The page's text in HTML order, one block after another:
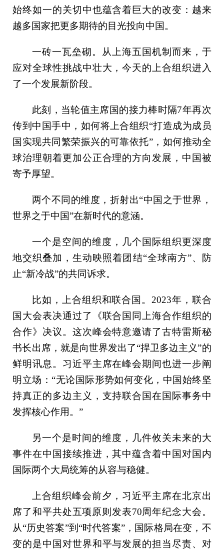
始终如一的关切中也蕴含着巨大的改变：越来
越多国家把更多期待的目光投向中国。
一砖一瓦垒砌。从上海五国机制而来，于
应对全球性挑战中壮大，今天的上合组织进入
了一个发展新阶段。
此刻，当轮值主席国的接力棒时隔7年再次
传到中国手中，如何将上合组织“打造成为成员
国实现共同繁荣振兴的可靠依托”，如何推动全
球治理朝着更加公正合理的方向发展，中国被
寄予厚望。
两个不同的维度，折射出“中国之于世界，
世界之于中国”在新时代的意涵。
一个是空间的维度，几个国际组织更深度
地交织叠加，生动映照着团结“全球南方”、防
止“新冷战”的共同诉求。
比如，上合组织和联合国。2023年，联合
国大会表决通过了《联合国同上海合作组织的
合作》决议。这次峰会特意邀请了古特雷斯秘
书长出席，就是向世界发出了“捍卫多边主义”的
鲜明讯息。习近平主席在峰会期间也进一步阐
明立场：“无论国际形势如何变化，中国始终坚
持真正的多边主义，支持联合国在国际事务中
发挥核心作用。”
另一个是时间的维度，几件攸关未来的大
事件在中国接续推进，其中蕴含着中国对国内
国际两个大局统筹的从容与稳健。
上合组织峰会前夕，习近平主席在北京出
席了和平共处五项原则发表70周年纪念大会。
从“历史答案”到“时代答案”，国际格局在变，不
变的是中国对世界和平与发展的担当尽责、对